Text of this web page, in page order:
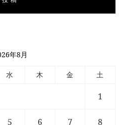
年8月
水 木 金 土
1
5 6 7 8